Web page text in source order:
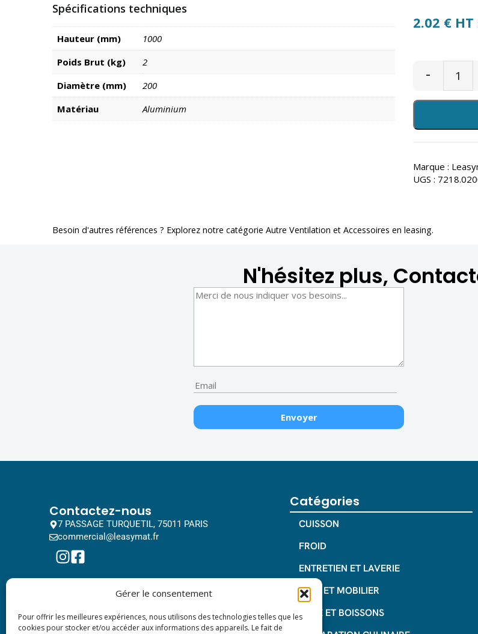
Gérer le consentement
Pour offrir les meilleures expériences, nous utilisons des technologies telles que les
cookies pour stocker et/ou accéder aux informations des appareils. Le fait de
Spécifications techniques
Hauteur (mm)
1000
Poids Brut (kg)
2
Diamètre (mm)
200
Matériau
Aluminium
2.02 € HT
-
Marque :
UGS :
Besoin d'autres références ? Explorez notre catégorie Autre Ventilation et Accessoires en leasing.
N'hésitez plus,
Contactez-nous
7 PASSAGE TURQUETIL, 75011 PARIS
commercial@leasymat.fr
Catégories
CUISSON
FROID
ENTRETIEN ET LAVERIE
INOX ET MOBILIER
CAFE ET BOISSONS